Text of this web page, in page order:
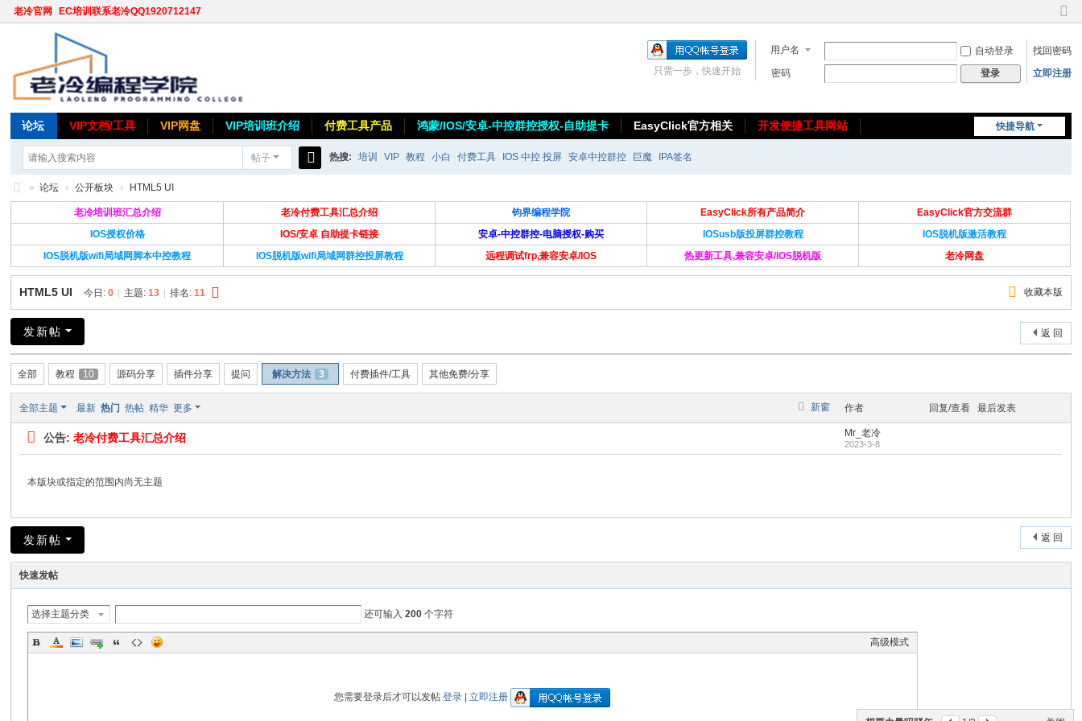
老冷官网 EC培训联系老冷QQ1920712147
切
到
窄
用户名 自动登录
找回密码
密码
登录 立即注册
只需一步，快速开始
快捷导航
论坛 VIP文档/工具 VIP网盘 VIP培训班介绍 付费工具产品 鸿蒙/IOS/安卓-中控群控授权-自助提卡 EasyClick官方相关
开发便捷工具网站
帖子
索
热搜: 培训 VIP 教程 小白 付费工具 IOS 中控 投屏 安卓中控群控 巨魔 IPA签名
» 论坛 › 公开板块 › HTML5 UI
老冷培训班汇总介绍 老冷付费工具汇总介绍 钧界编程学院 EasyClick所有产品简介
EasyClick官方交流群
IOS授权价格
IOS/安卓 自助提卡链接 安卓-中控群控-电脑授权-购买 IOSusb版投屏群控教程
IOS脱机版激活教程
IOS脱机版wifi局域网脚本中控教程
IOS脱机版wifi局域网群控投屏教程 远程调试frp,兼容安卓/IOS 热更新工具,兼容安卓/IOS脱机版 老冷网盘
收藏本版
HTML5 UI 今日:0 主题:13 排名:11
返 回
发新帖
全部 教程 10 源码分享 插件分享 提问 解决方法 3 付费插件/工具 其他免费/分享
新窗
全部主题 最新 热门 热帖 精华 更多 作者 回复/查看 最后发表
公告:老冷付费工具汇总介绍 Mr_老冷
2023-3-8
本版块或指定的范围内尚无主题
返 回
发新帖
快速发帖
选择主题分类 还可输入200 个字符
高级模式
您需要登录后才可以发帖登录 |立即注册